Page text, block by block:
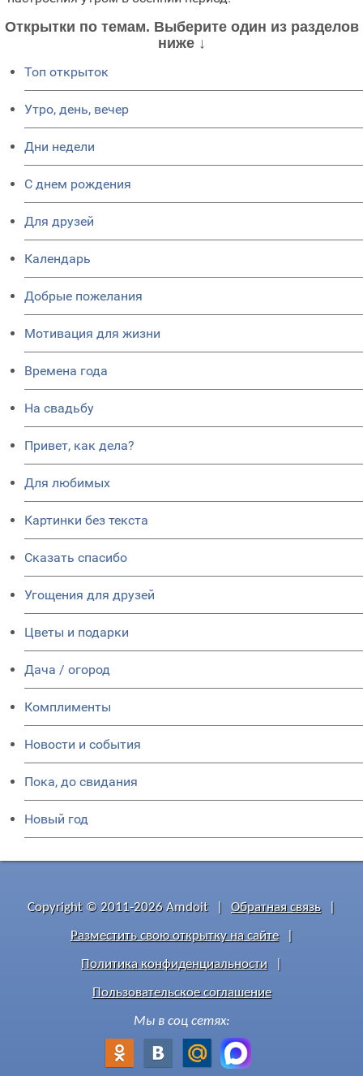
Открытки по темам. Выберите один из разделов
ниже ↓
Топ открыток
Утро, день, вечер
Дни недели
C днем рождения
Для друзей
Календарь
Добрые пожелания
Мотивация для жизни
Времена года
На свадьбу
Привет, как дела?
Для любимых
Картинки без текста
Сказать спасибо
Угощения для друзей
Цветы и подарки
Дача / огород
Комплименты
Новости и события
Пока, до свидания
Новый год
Copyright © 2011-2026 Amdoit Обратная связь
Разместить свою открытку на сайте
Политика конфиденциальности
Пользовательское соглашение
Мы в соц сетях: